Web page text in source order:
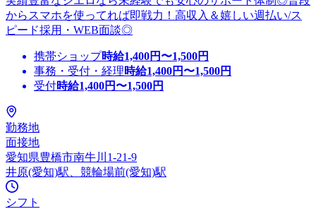
からスマホを使ってれば即戦力！高収入＆嬉しい週払い/ス
ピード採用・WEB面談◎
携帯ショップ時給1,400円〜1,500円
事務・受付・経理時給1,400円〜1,500円
受付時給1,400円〜1,500円
勤務地
面接地
愛知県豊橋市南牛川1-21-9
井原(愛知)駅、競輪場前(愛知)駅
シフト